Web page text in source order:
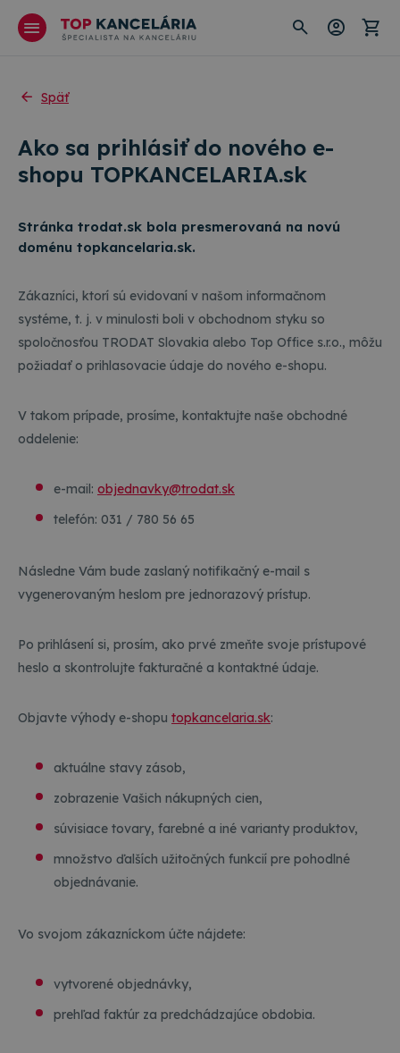
Späť
Ako sa prihlásiť do nového e-
shopu TOPKANCELARIA.sk
Stránka trodat.sk bola presmerovaná na novú
doménu topkancelaria.sk.
Zákazníci, ktorí sú evidovaní v našom informačnom
systéme, t. j. v minulosti boli v obchodnom styku so
spoločnosťou TRODAT Slovakia alebo Top Office s.r.o., môžu
požiadať o prihlasovacie údaje do nového e-shopu.
V takom prípade, prosíme, kontaktujte naše obchodné
oddelenie:
e-mail: objednavky@trodat.sk
telefón: 031 / 780 56 65
Následne Vám bude zaslaný notifikačný e-mail s
vygenerovaným heslom pre jednorazový prístup.
Po prihlásení si, prosím, ako prvé zmeňte svoje prístupové
heslo a skontrolujte fakturačné a kontaktné údaje.
Objavte výhody e-shopu topkancelaria.sk:
aktuálne stavy zásob,
zobrazenie Vašich nákupných cien,
súvisiace tovary, farebné a iné varianty produktov,
množstvo ďalších užitočných funkcií pre pohodlné
objednávanie.
Vo svojom zákazníckom účte nájdete:
vytvorené objednávky,
prehľad faktúr za predchádzajúce obdobia.